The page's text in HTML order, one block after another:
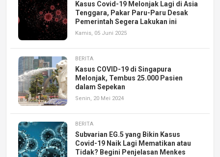
Kasus Covid-19 Melonjak Lagi di Asia
Tenggara, Pakar Paru-Paru Desak
Pemerintah Segera Lakukan ini
Kamis, 05 Juni 2025
BERITA
Kasus COVID-19 di Singapura
Melonjak, Tembus 25.000 Pasien
dalam Sepekan
Senin, 20 Mei 2024
BERITA
Subvarian EG.5 yang Bikin Kasus
Covid-19 Naik Lagi Mematikan atau
Tidak? Begini Penjelasan Menkes